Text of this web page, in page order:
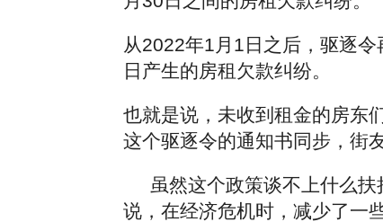
从2022年1月1日之后，驱逐
日产生的房租欠款纠纷。
也就是说，未收到租金的房东
这个驱逐令的通知书同步，街
虽然这个政策谈不上什么扶
说，在经济危机时，减少了一